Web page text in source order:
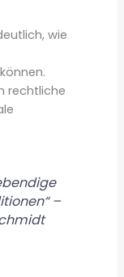
wie
rechtliche
–